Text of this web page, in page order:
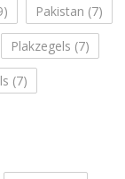
Pakistan (7)
Plakzegels (7)
(7)